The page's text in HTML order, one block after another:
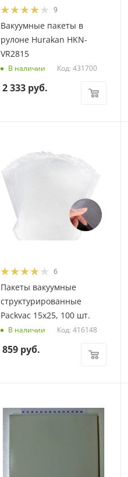
9
Вакуумные пакеты в
рулоне Hurakan HKN-
VR2815
В наличии Код: 431700
2 333руб.
6
Пакеты вакуумные
структурированные
Packvac 15х25, 100 шт.
В наличии Код: 416148
859руб.